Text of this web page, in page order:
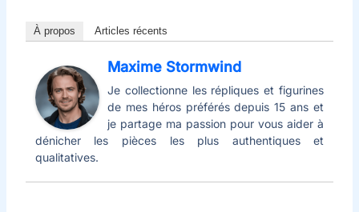
À propos Articles récents
Maxime Stormwind
Je collectionne les répliques et figurines
de mes héros préférés depuis 15 ans et
je partage ma passion pour vous aider à
dénicher les pièces les plus authentiques et
qualitatives.